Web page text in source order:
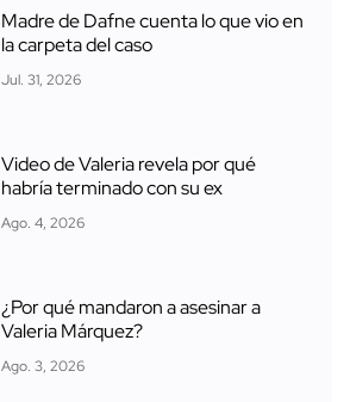
Madre de Dafne cuenta lo que vio en
la carpeta del caso
Jul. 31, 2026
Video de Valeria revela por qué
habría terminado con su ex
Ago. 4, 2026
¿Por qué mandaron a asesinar a
Valeria Márquez?
Ago. 3, 2026